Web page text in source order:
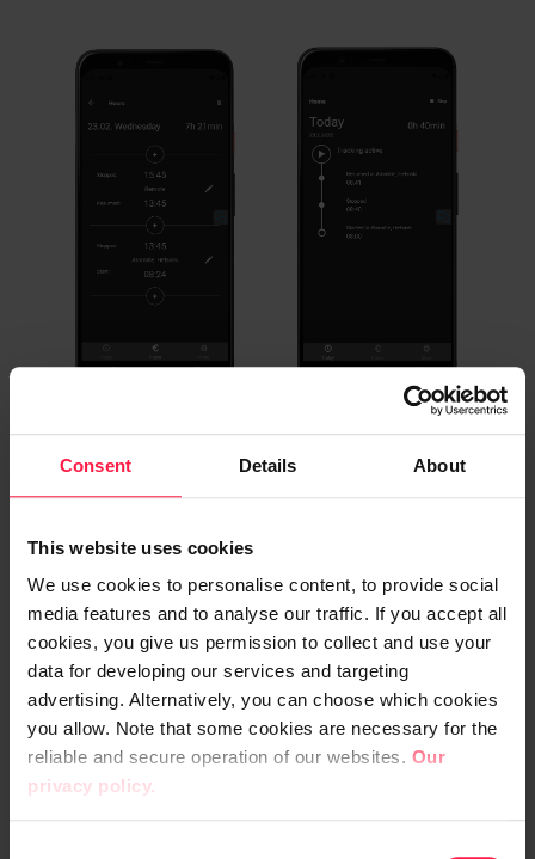
Consent Details About
This website uses cookies
We use cookies to personalise content, to provide social
media features and to analyse our traffic. If you accept all
cookies, you give us permission to collect and use your
data for developing our services and targeting
advertising. Alternatively, you can choose which cookies
you allow. Note that some cookies are necessary for the
reliable and secure operation of our websites. Our
privacy policy.
Kuva 1. Esimerkkejä käyttöliittymän ulkoasusta
kehitystä Mendixillä
Sain jälleen kerran huomata low-coden
nopeuden aloittaessani sovelluksen
tietomallin rakentamisen.Perinteisesti
verkkosovellusta rakentaessani ja
valitessani esimerkiksi React, Node.js,
MySQL stackin olisinkäyttänyt
huomattavasti enemmän aikaa